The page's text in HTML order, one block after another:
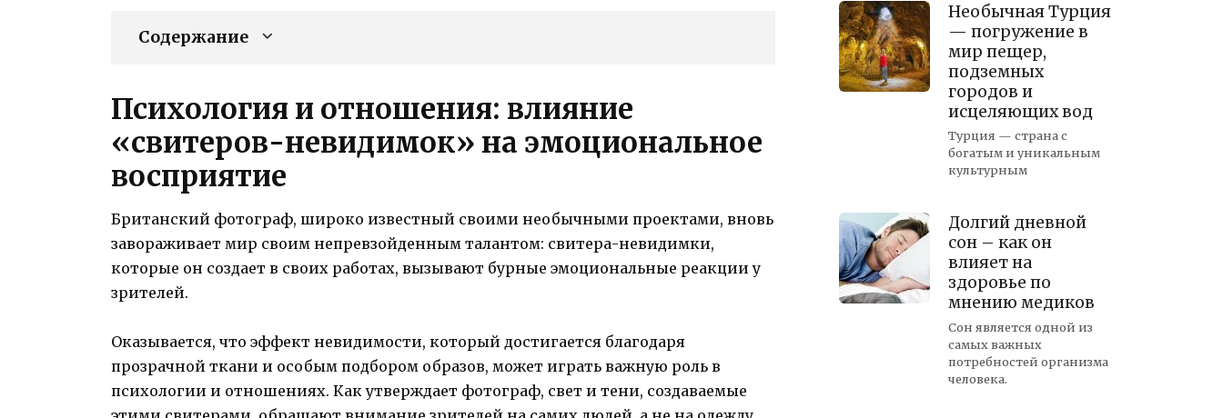
Содержание
Психология и отношения: влияние
«свитеров-невидимок» на эмоциональное
восприятие
Британский фотограф, широко известный своими необычными проектами, вновь
завораживает мир своим непревзойденным талантом: свитера-невидимки,
которые он создает в своих работах, вызывают бурные эмоциональные реакции у
зрителей.
Оказывается, что эффект невидимости, который достигается благодаря
прозрачной ткани и особым подбором образов, может играть важную роль в
психологии и отношениях. Как утверждает фотограф, свет и тени, создаваемые
Необычная Турция
— погружение в
мир пещер,
подземных
городов и
исцеляющих вод
Турция — страна с
богатым и уникальным
культурным
Долгий дневной
сон – как он
влияет на
здоровье по
мнению медиков
Сон является одной из
самых важных
потребностей организма
человека.